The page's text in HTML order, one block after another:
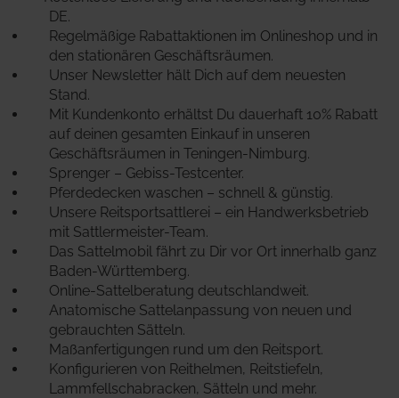
DE.
Regelmäßige Rabattaktionen im Onlineshop und in
den stationären Geschäftsräumen.
Unser Newsletter hält Dich auf dem neuesten
Stand.
Mit Kundenkonto erhältst Du dauerhaft 10% Rabatt
auf deinen gesamten Einkauf in unseren
Geschäftsräumen in Teningen-Nimburg.
Sprenger – Gebiss-Testcenter.
Pferdedecken waschen – schnell & günstig.
Unsere Reitsportsattlerei – ein Handwerksbetrieb
mit Sattlermeister-Team.
Das Sattelmobil fährt zu Dir vor Ort innerhalb ganz
Baden-Württemberg.
Online-Sattelberatung deutschlandweit.
Anatomische Sattelanpassung von neuen und
gebrauchten Sätteln.
Maßanfertigungen rund um den Reitsport.
Konfigurieren von Reithelmen, Reitstiefeln,
Lammfellschabracken, Sätteln und mehr.